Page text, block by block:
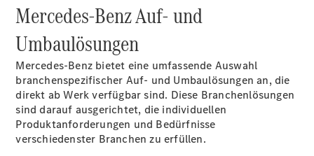
Fahrgestell
eSprinter
Fahrgestell
- elektrisch
Vito
Mercedes-Benz Auf- und
Umbaulösungen
Mercedes‑Benz bietet eine umfassende Auswahl
branchenspezifischer Auf- und Umbaulösungen an, die
direkt ab Werk verfügbar sind. Diese Branchenlösungen
sind darauf ausgerichtet, die individuellen
Produktanforderungen und Bedürfnisse
verschiedenster Branchen zu erfüllen.